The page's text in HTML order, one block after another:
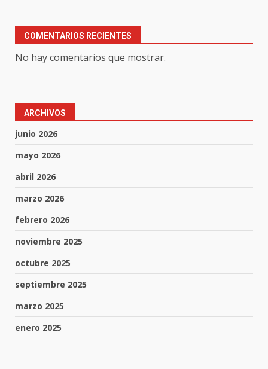
COMENTARIOS RECIENTES
No hay comentarios que mostrar.
ARCHIVOS
junio 2026
mayo 2026
abril 2026
marzo 2026
febrero 2026
noviembre 2025
octubre 2025
septiembre 2025
marzo 2025
enero 2025